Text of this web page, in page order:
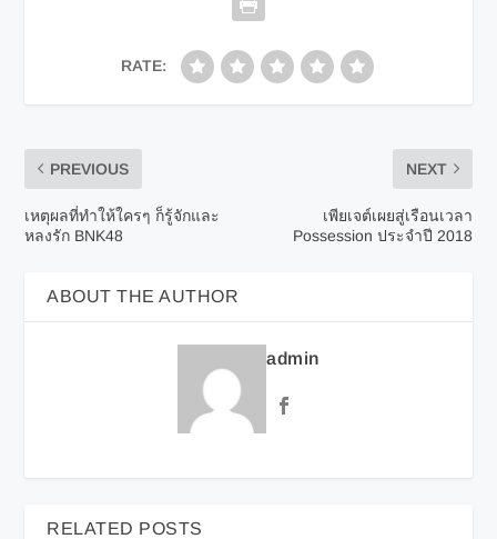
RATE:
PREVIOUS
เหตุผลที่ทำให้ใครๆ ก็รู้จักและ
หลงรัก BNK48
NEXT
เพียเจต์เผยสู่เรือนเวลา
Possession ประจำปี 2018
ABOUT THE AUTHOR
admin
RELATED POSTS